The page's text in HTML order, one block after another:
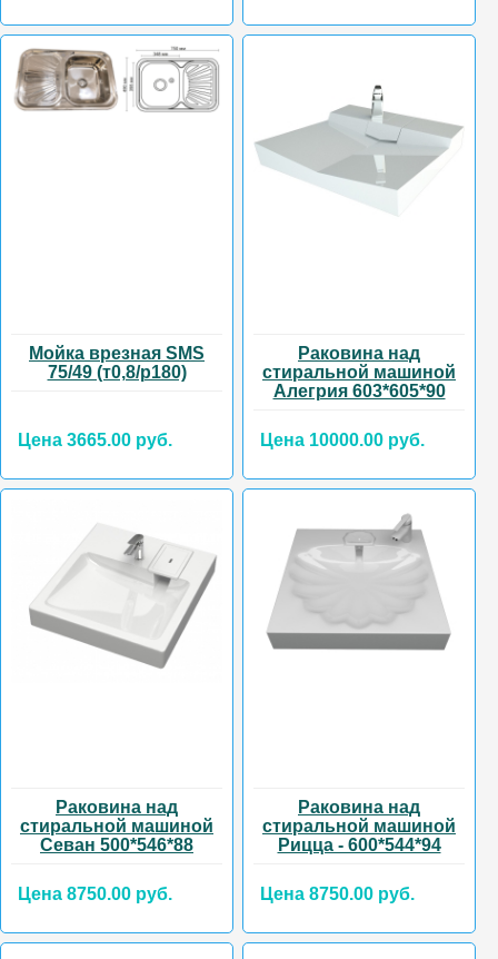
Мойка врезная SMS
75/49 (т0,8/р180)
Цена 3665.00 руб.
Раковина над
стиральной машиной
Алегрия 603*605*90
Цена 10000.00 руб.
Раковина над
стиральной машиной
Севан 500*546*88
Цена 8750.00 руб.
Раковина над
стиральной машиной
Рицца - 600*544*94
Цена 8750.00 руб.